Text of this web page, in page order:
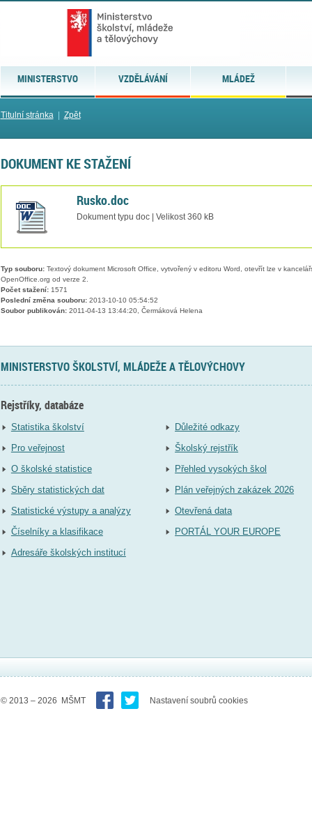
MINISTERSTVO VZDĚLÁVÁNÍ MLÁDEŽ
Titulní stránka| Zpět
DOKUMENT KE STAŽENÍ
Rusko.doc
Dokument typu doc | Velikost 360 kB
Typ souboru:Textový dokument Microsoft Office, vytvořený v editoru Word, otevřít lze v
OpenOffice.org od verze 2.
Počet stažení:1571
Poslední změna souboru:2013-10-10 05:54:52
Soubor publikován:2011-04-13 13:44:20, Čermáková Helena
MINISTERSTVO ŠKOLSTVÍ, MLÁDEŽE A TĚLOVÝCHOVY
Rejstříky, databáze
Statistika školství
Pro veřejnost
O školské statistice
Sběry statistických dat
Statistické výstupy a analýzy
Číselníky a klasifikace
Adresáře školských institucí
Důležité odkazy
Školský rejstřík
Přehled vysokých škol
Plán veřejných zakázek 2026
Otevřená data
PORTÁL YOUR EUROPE
© 2013 – 2026 MŠMT Nastavení soubrů cookies